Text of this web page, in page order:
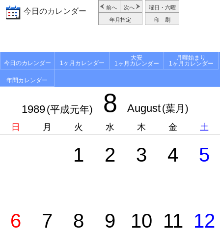
今日のカレンダー 前へ 次へ
年月指定
曜日・六曜
印 刷
今日のカレンダー 1ヶ月カレンダー
大安
1ヶ月カレンダー
月曜始まり
1ヶ月カレンダー
年間カレンダー
1989(平成元年) 8 August(葉月)
日 月 火 水 木 金 土
1 2 3 4 5
6 7 8 9 10 11 12